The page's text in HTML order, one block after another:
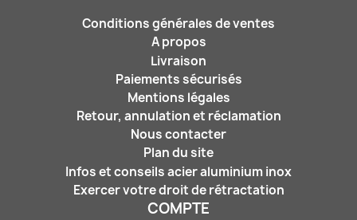
Conditions générales de ventes
A propos
Livraison
Paiements sécurisés
Mentions légales
Retour, annulation et réclamation
Nous contacter
Plan du site
Infos et conseils acier aluminium inox
Exercer votre droit de rétractation
COMPTE